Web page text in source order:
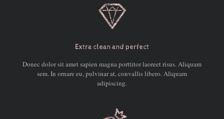
Extra clean and perfect
Donec dolor sit amet sapien magna porttitor laoreet risus. Aliquam
sem. In ornare eu, pulvinar at, convallis libero. Aliquam
adipiscing.